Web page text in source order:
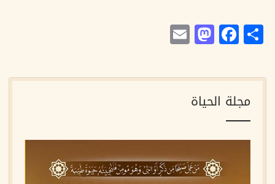
Share
Facebook
Mastodon
مجلة الحياة